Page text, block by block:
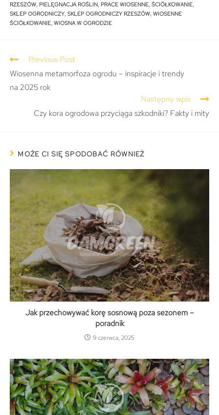
RZESZÓW, PIELĘGNACJA ROŚLIN, PRACE WIOSENNE, ŚCIÓŁKOWANIE,
SKLEP OGRODNICZY, SKLEP OGRODNICZY RZESZÓW, WIOSENNE
ŚCIÓŁKOWANIE, WIOSNA W OGRODZIE
Previous Post
Wiosenna metamorfoza ogrodu – inspiracje i trendy
na 2025 rok
Następny wpis
Czy kora ogrodowa przyciąga szkodniki? Fakty i mity
MOŻE CI SIĘ SPODOBAĆ RÓWNIEŻ
Jak przechowywać korę sosnową poza sezonem –
poradnik
9 czerwca, 2025